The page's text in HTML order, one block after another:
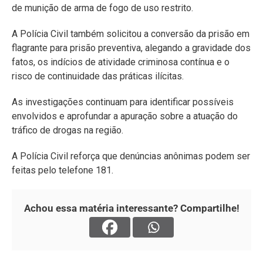
de munição de arma de fogo de uso restrito.
A Polícia Civil também solicitou a conversão da prisão em
flagrante para prisão preventiva, alegando a gravidade dos
fatos, os indícios de atividade criminosa contínua e o
risco de continuidade das práticas ilícitas.
As investigações continuam para identificar possíveis
envolvidos e aprofundar a apuração sobre a atuação do
tráfico de drogas na região.
A Polícia Civil reforça que denúncias anônimas podem ser
feitas pelo telefone 181.
Achou essa matéria interessante? Compartilhe!